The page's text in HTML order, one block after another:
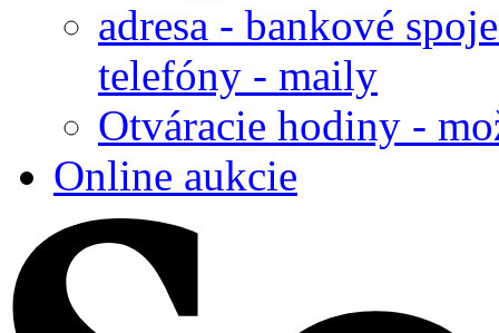
adresa - bankové
telefóny - maily
Otváracie hodiny -
Online aukcie